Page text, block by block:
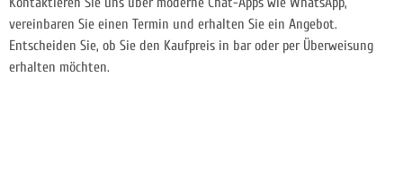
vereinbaren Sie einen Termin und erhalten Sie ein Angebot.
Entscheiden Sie, ob Sie den Kaufpreis in bar oder per Überweisung
erhalten möchten.